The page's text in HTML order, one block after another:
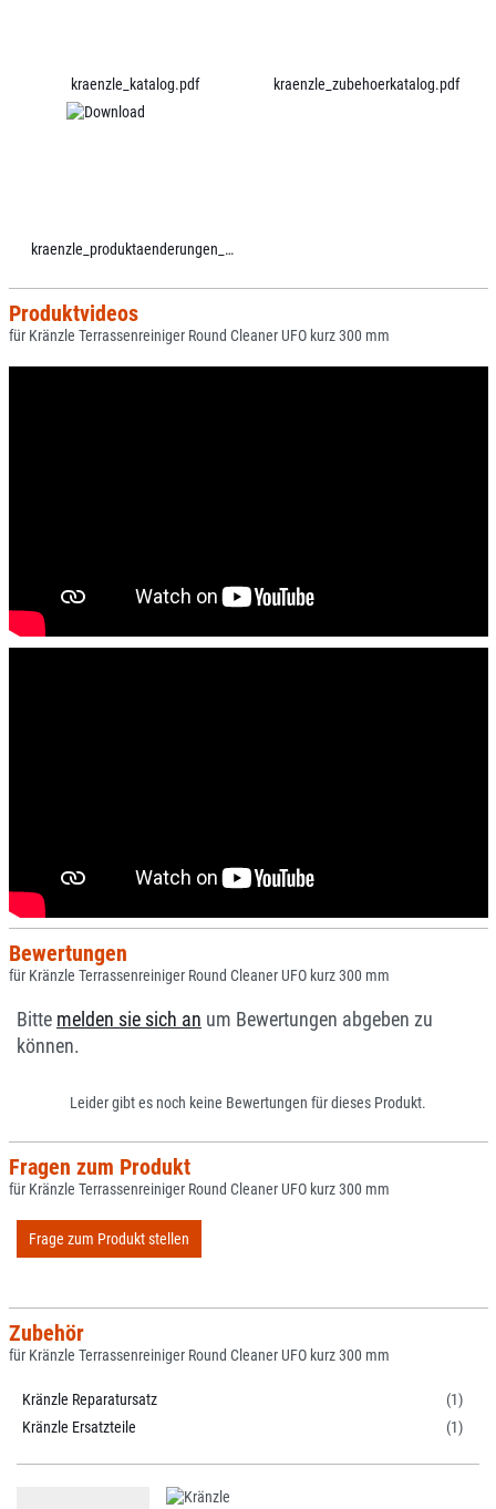
kraenzle_katalog.pdf kraenzle_zubehoerkatalog.pdf
kraenzle_produktaenderungen_ab_2021.pdf
Produktvideos
für Kränzle Terrassenreiniger Round Cleaner UFO kurz 300 mm
Bewertungen
für Kränzle Terrassenreiniger Round Cleaner UFO kurz 300 mm
Bitte melden sie sich an um Bewertungen abgeben zu
können.
Leider gibt es noch keine Bewertungen für dieses Produkt.
Fragen zum Produkt
für Kränzle Terrassenreiniger Round Cleaner UFO kurz 300 mm
Frage zum Produkt stellen
Zubehör
für Kränzle Terrassenreiniger Round Cleaner UFO kurz 300 mm
Kränzle Reparatursatz
(1)
Kränzle Ersatzteile
(1)